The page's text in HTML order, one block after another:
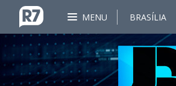
MENU BRASÍLIA